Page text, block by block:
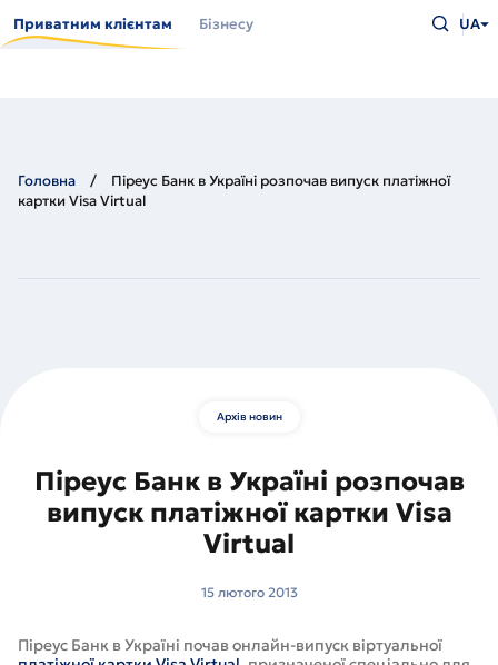
до
основного
Приватним клієнтам Бізнесу
що
UA
Головна
Піреус Банк в Україні розпочав випуск платіжної
картки Visa Virtual
Архів новин
Піреус Банк в Україні розпочав
випуск платіжної картки Visa
Virtual
15 лютого 2013
Піреус Банк в Україні почав онлайн-випуск віртуальної